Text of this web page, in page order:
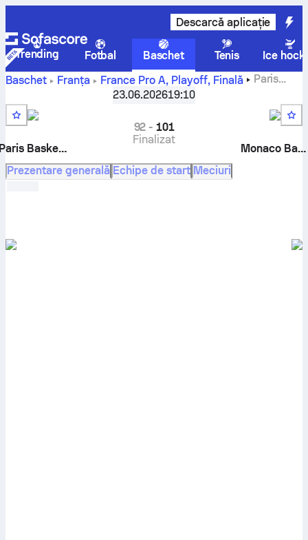
Descarcă aplicație
Trending Fotbal Baschet Tenis
Ice
Baschet
Franța France Pro A, Playoff, Finală
Paris
Basketball vs Monaco Basket scoruri live, confruntare
directă, program, pronosticuri și statistici
23.06.202619:10
Paris Basketball
92 - 101
Finalizat
Monaco Basket
Prezentare generală Echipe de start Meciuri